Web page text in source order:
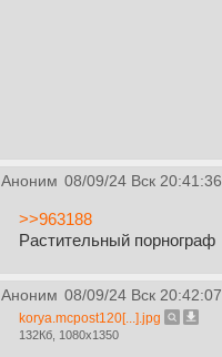
Аноним 08/09/24 Вск 20:41:36
>>963188
Растительный порнограф
Аноним 08/09/24 Вск 20:42:07
korya.mcpost120[...].jpg
132Кб, 1080x1350